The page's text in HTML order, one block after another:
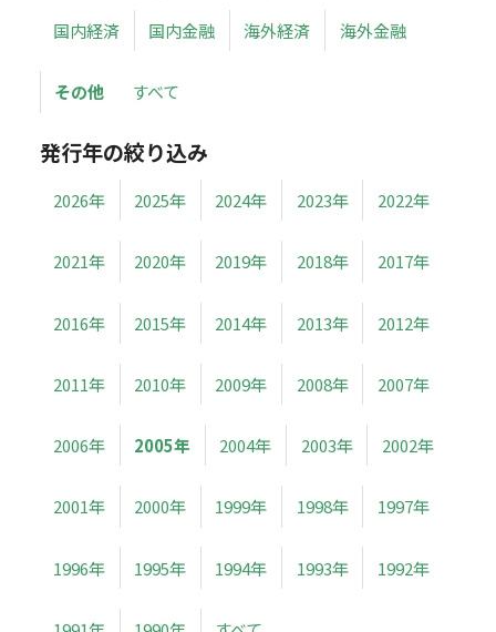
国内経済 国内金融 海外経済 海外金融
その他 すべて
発行年の絞り込み
2026年 2025年 2024年 2023年 2022年
2021年 2020年 2019年 2018年 2017年
2016年 2015年 2014年 2013年 2012年
2011年 2010年 2009年 2008年 2007年
2006年 2005年 2004年 2003年 2002年
2001年 2000年 1999年 1998年 1997年
1996年 1995年 1994年 1993年 1992年